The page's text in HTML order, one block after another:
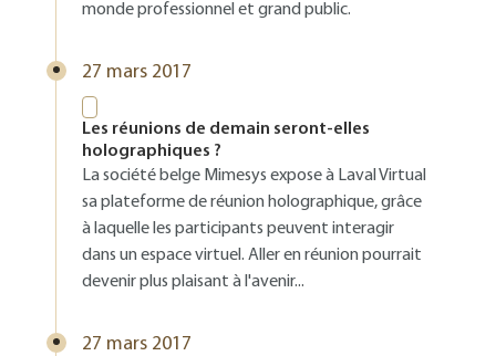
monde professionnel et grand public.
27 mars 2017
Les réunions de demain seront-elles
holographiques ?
La société belge Mimesys expose à Laval Virtual
sa plateforme de réunion holographique, grâce
à laquelle les participants peuvent interagir
dans un espace virtuel. Aller en réunion pourrait
devenir plus plaisant à l'avenir...
27 mars 2017